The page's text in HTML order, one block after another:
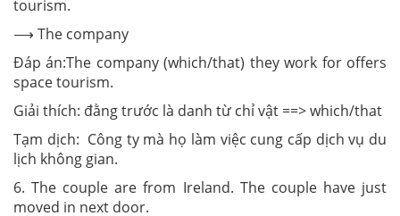
tourism.
⟶ The company
Đáp án:The company (which/that) they work for offers
space tourism.
Giải thích: đằng trước là danh từ chỉ vật ==> which/that
Tạm dịch: Công ty mà họ làm việc cung cấp dịch vụ du
lịch không gian.
6. The couple are from Ireland. The couple have just
moved in next door.